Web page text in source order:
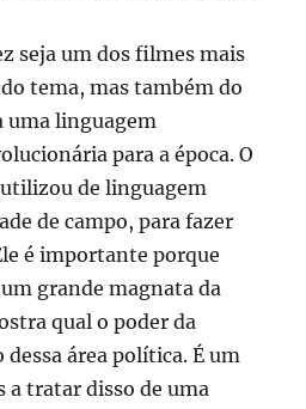
seja um dos filmes mais
tema, mas também do
uma linguagem
para a época. O
de linguagem
de campo, para fazer
é importante porque
grande magnata da
qual o poder da
área política. É um
tratar disso de uma